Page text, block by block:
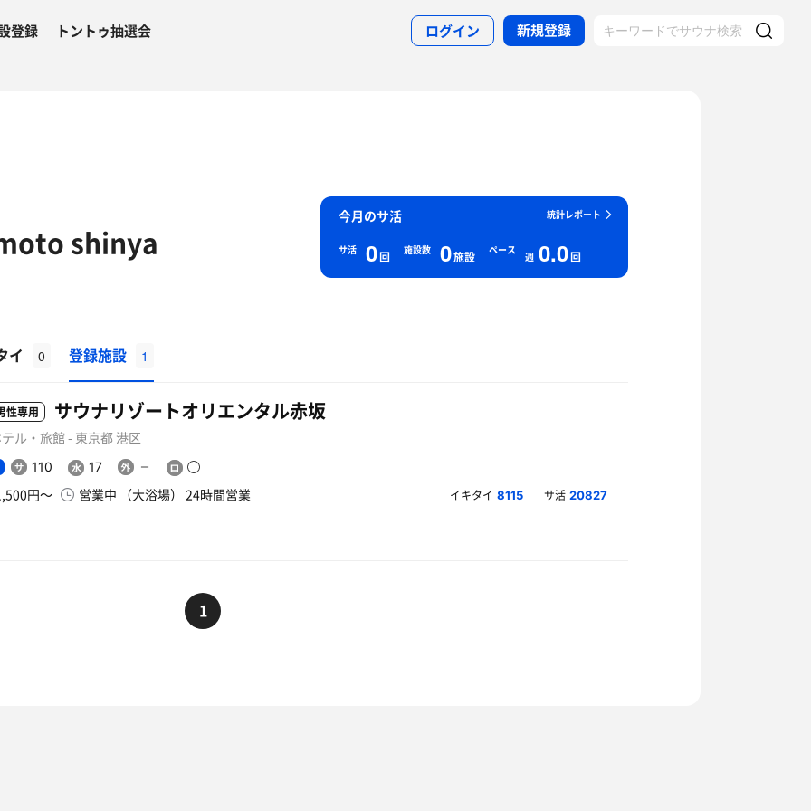
登録 トントゥ抽選会 ログイン 新規登録
shinya
統計レポート
今月のサ活
サ活 0回 施設数 0施設 ペース
週 0.0回
イ 0 登録施設 1
性専用 サウナリゾートオリエンタル赤坂
ル・旅館 - 東京都 港区
110 17
円〜 営業中 （大浴場） 24時間営業 イキタイ 8115 サ活 20827
1